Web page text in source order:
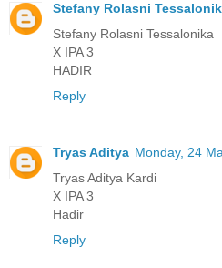
Stefany Rolasni
Stefany Rolasni Tessalonika
X IPA 3
HADIR
Reply
Tryas Aditya Monday, 24
Tryas Aditya Kardi
X IPA 3
Hadir
Reply